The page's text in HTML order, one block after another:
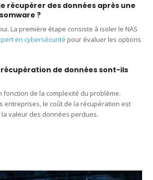
récupérer des données après une
?
La première étape consiste à isoler le NAS
en cybersécurité pour évaluer les options
récupération de données sont-ils
fonction de la complexité du problème.
entreprises, le coût de la récupération est
valeur des données perdues.